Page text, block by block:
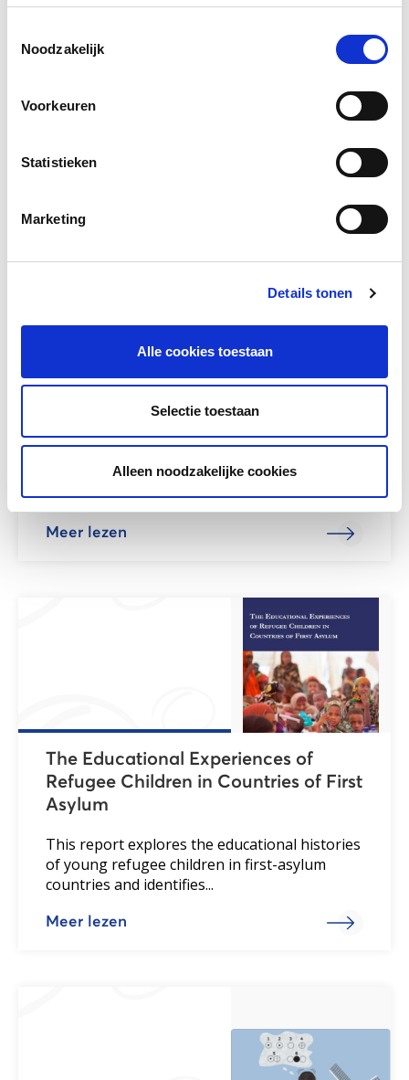
Noodzakelijk
Voorkeuren
Statistieken
Marketing
Details tonen
Alle cookies toestaan
Selectie toestaan
Alleen noodzakelijke cookies
FacebookLinkedIn
Andere bezoekers bekeken ook
onderzoek naar ISK en zorg
een onafhankelijk onderzoek uitgevoerd naar
‘ISK...
Meer lezen
The Educational Experiences of
Refugee Children in Countries of First
Asylum
This report explores the educational histories
of young refugee children in first-asylum
countries and identifies...
Meer lezen